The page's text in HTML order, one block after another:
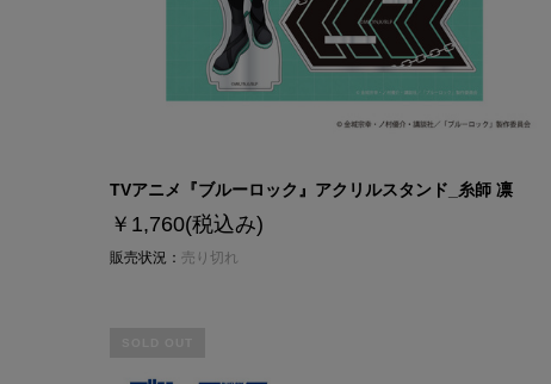
TVアニメ『ブルーロック』アクリルスタンド_糸師 凛
￥1,760(税込み)
販売状況： 売り切れ